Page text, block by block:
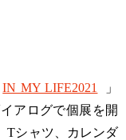
IN MY LIFE2021
」
アログで個展を開
Tシャツ、カレンダ